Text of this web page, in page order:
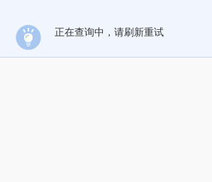
正在查询中，请刷新重试